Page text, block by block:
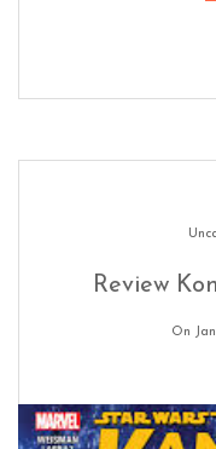
Review
On